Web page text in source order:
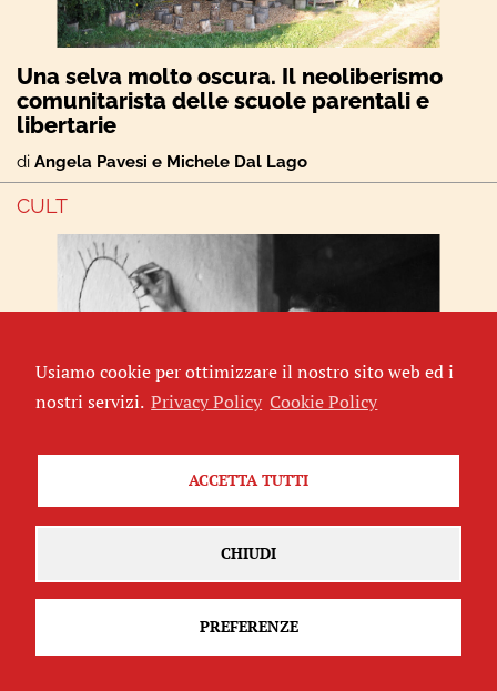
Una selva molto oscura. Il neoliberismo
comunitarista delle scuole parentali e
libertarie
di Angela Pavesi e Michele Dal Lago
CULT
La gaia educazione
Usiamo cookie per ottimizzare il nostro sito web ed i
nostri servizi. Privacy Policy Cookie Policy
ACCETTA TUTTI
CHIUDI
PREFERENZE